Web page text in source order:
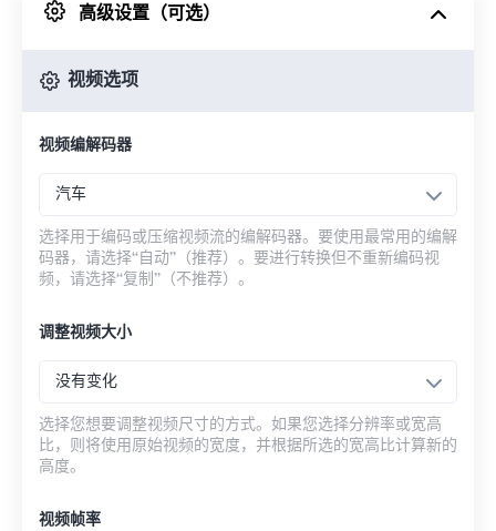
来自 Google Drive
高级设置（可选）
视频选项
视频编解码器
汽车
选择用于编码或压缩视频流的编解码器。要使用最常用的编解
码器，请选择“自动”（推荐）。要进行转换但不重新编码视
频，请选择“复制”（不推荐）。
调整视频大小
没有变化
选择您想要调整视频尺寸的方式。如果您选择分辨率或宽高
比，则将使用原始视频的宽度，并根据所选的宽高比计算新的
高度。
视频帧率